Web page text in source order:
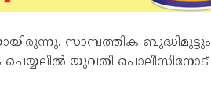
സാമ്പത്തിക ബുദ്ധിമുട്ടും
യുവതി പൊലീസിനോട്